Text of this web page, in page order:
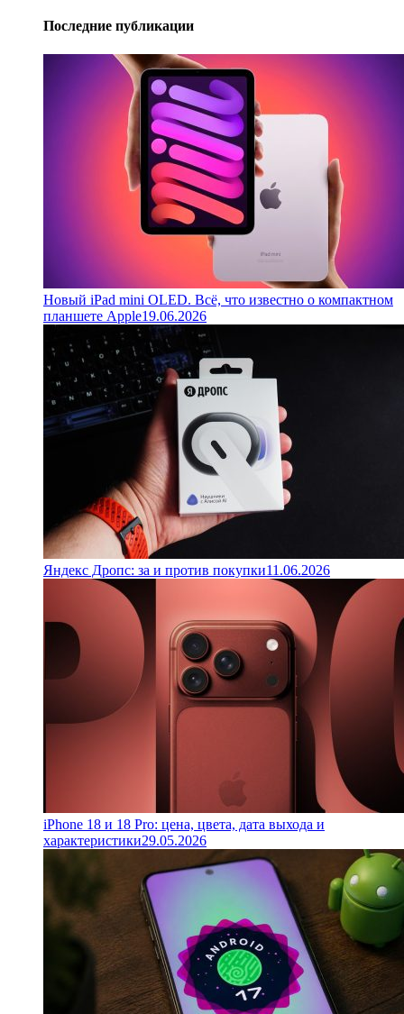
Последние публикации
Новый iPad mini OLED. Всё, что известно о компактном
планшете Apple19.06.2026
Яндекс Дропс: за и против покупки11.06.2026
iPhone 18 и 18 Pro: цена, цвета, дата выхода и
характеристики29.05.2026